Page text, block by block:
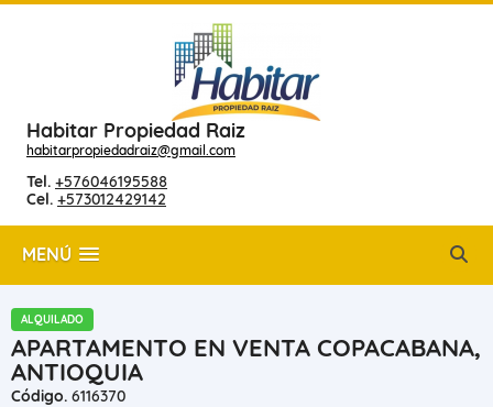
Habitar Propiedad Raiz
habitarpropiedadraiz@gmail.com
Tel. +576046195588
Cel. +573012429142
MENÚ
ALQUILADO
APARTAMENTO EN VENTA COPACABANA,
ANTIOQUIA
Código. 6116370